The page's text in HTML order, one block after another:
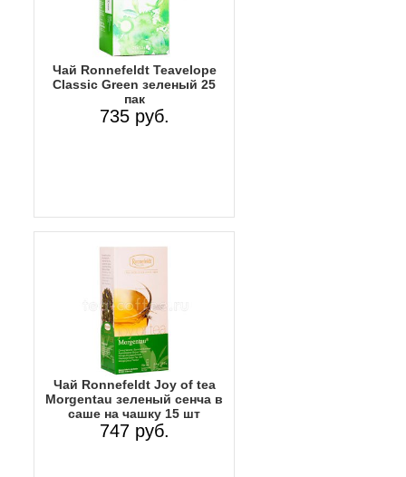
Чай Ronnefeldt Teavelope
Classic Green зеленый 25
пак
735 руб.
Чай Ronnefeldt Joy of tea
Morgentau зеленый сенча в
саше на чашку 15 шт
747 руб.